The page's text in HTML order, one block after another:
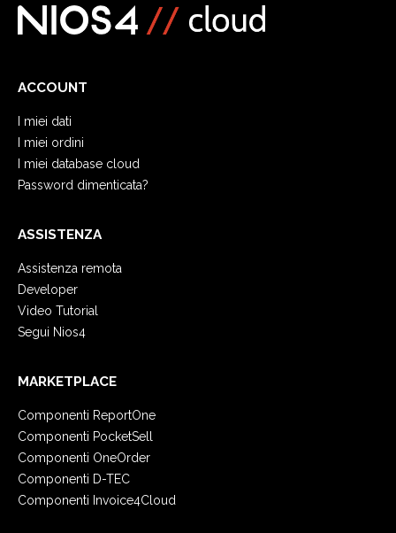
ACCOUNT
I miei dati
I miei ordini
I miei database cloud
Password dimenticata?
ASSISTENZA
Assistenza remota
Developer
Video Tutorial
Segui Nios4
MARKETPLACE
Componenti ReportOne
Componenti PocketSell
Componenti OneOrder
Componenti D-TEC
Componenti Invoice4Cloud